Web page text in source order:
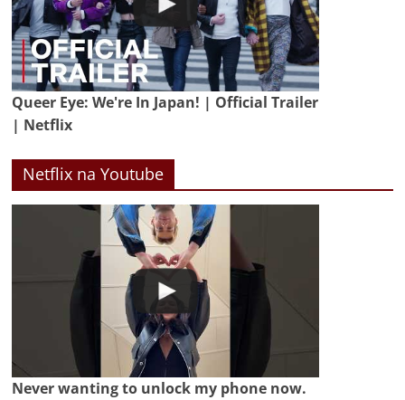
Queer Eye: We're In Japan! | Official Trailer
| Netflix
Netflix na Youtube
Never wanting to unlock my phone now.